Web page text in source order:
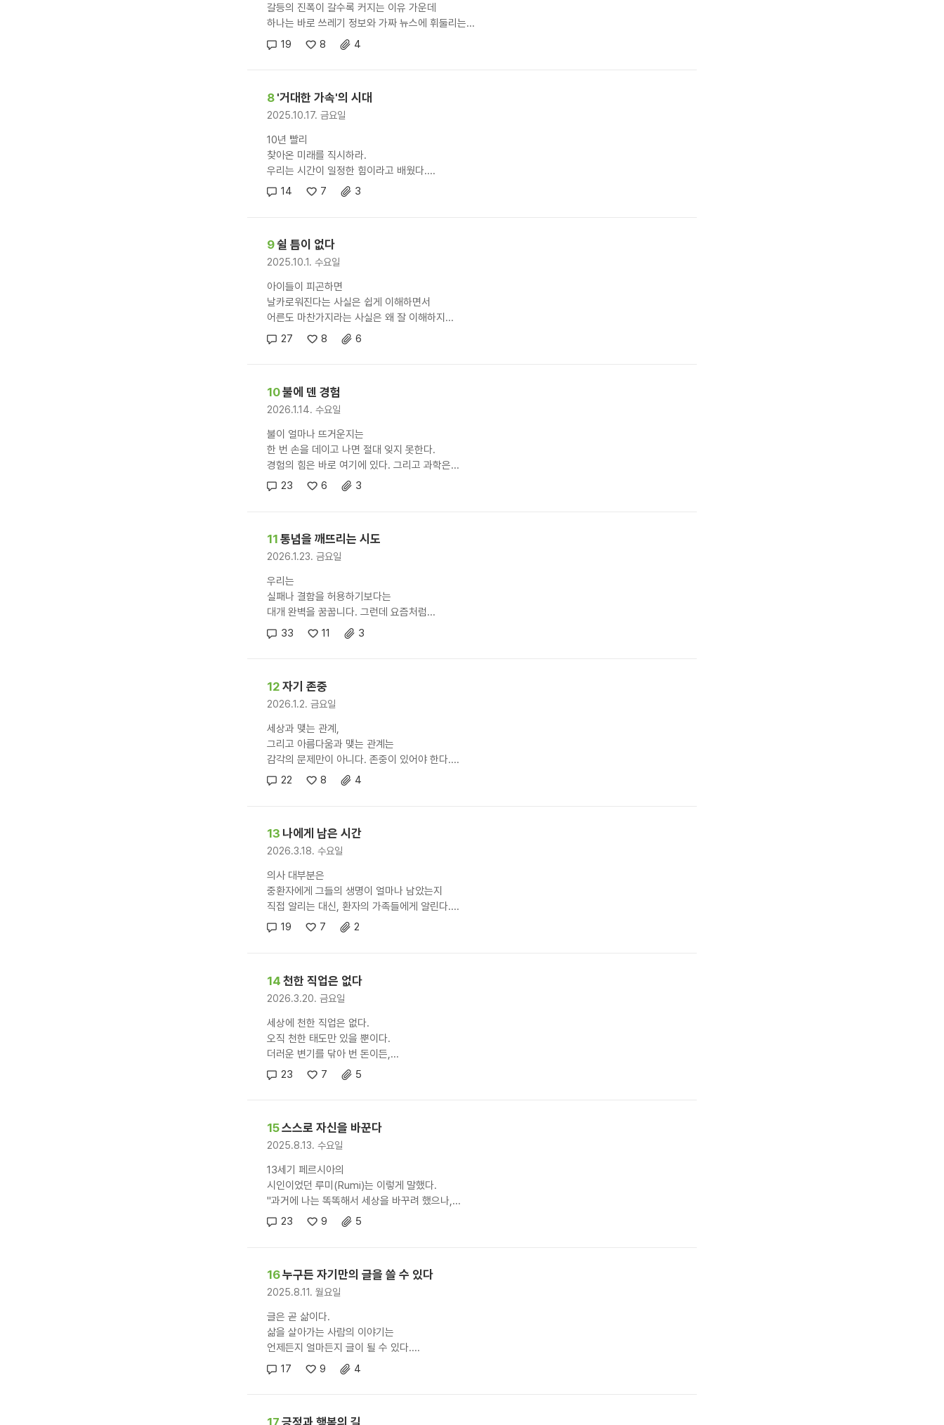
갈등의 진폭이 갈수록 커지는 이유 가운데
하나는 바로 쓰레기 정보와 가짜 뉴스에 휘둘리는...
19
8 4
8 '거대한 가속'의 시대
2025.10.17. 금요일
10년 빨리
찾아온 미래를 직시하라.
우리는 시간이 일정한 힘이라고 배웠다....
14
7 3
9쉴 틈이 없다
2025.10.1. 수요일
아이들이 피곤하면
날카로워진다는 사실은 쉽게 이해하면서
어른도 마찬가지라는 사실은 왜 잘 이해하지...
27
8 6
10불에 덴 경험
2026.1.14. 수요일
불이 얼마나 뜨거운지는
한 번 손을 데이고 나면 절대 잊지 못한다.
경험의 힘은 바로 여기에 있다. 그리고 과학은...
23
6 3
11 통념을 깨뜨리는 시도
2026.1.23. 금요일
우리는
실패나 결함을 허용하기보다는
대개 완벽을 꿈꿉니다. 그런데 요즘처럼...
33
11 3
12 자기 존중
2026.1.2. 금요일
세상과 맺는 관계,
그리고 아름다움과 맺는 관계는
감각의 문제만이 아니다. 존중이 있어야 한다....
22
8 4
13 나에게 남은 시간
2026.3.18. 수요일
의사 대부분은
중환자에게 그들의 생명이 얼마나 남았는지
직접 알리는 대신, 환자의 가족들에게 알린다....
19
7 2
14 천한 직업은 없다
2026.3.20. 금요일
세상에 천한 직업은 없다.
오직 천한 태도만 있을 뿐이다.
더러운 변기를 닦아 번 돈이든,...
23
7 5
15스스로 자신을 바꾼다
2025.8.13. 수요일
13세기 페르시아의
시인이었던 루미(Rumi)는 이렇게 말했다.
"과거에 나는 똑똑해서 세상을 바꾸려 했으나,...
23
9 5
16누구든 자기만의 글을 쓸 수 있다
2025.8.11. 월요일
글은 곧 삶이다.
삶을 살아가는 사람의 이야기는
언제든지 얼마든지 글이 될 수 있다....
17
9 4
17 긍정과 행복의 길